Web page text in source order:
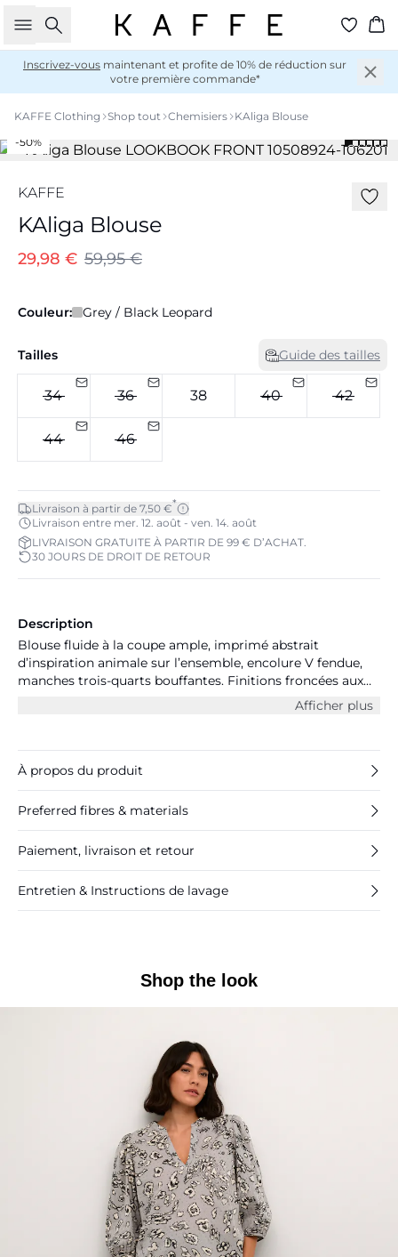
Rechercher
Inscrivez-vous maintenant et profite de 10% de réduction sur
votre première commande*
KAFFE Clothing Shop tout Chemisiers KAliga Blouse
-50%
KAFFE
KAliga Blouse
29,98 € 59,95 €
Couleur: Grey / Black Leopard
Tailles Guide des tailles
34 36 38 40 42
44 46
Livraison à partir de 7,50 €*
Livraison entre mer. 12. août - ven. 14. août
LIVRAISON GRATUITE À PARTIR DE 99 € D’ACHAT.
30 JOURS DE DROIT DE RETOUR
Description
Blouse fluide à la coupe ample, imprimé abstrait
d’inspiration animale sur l’ensemble, encolure V fendue,
manches trois-quarts bouffantes. Finitions froncées aux
Afficher plus
À propos du produit
Preferred fibres & materials
Paiement, livraison et retour
Entretien & Instructions de lavage
Shop the look